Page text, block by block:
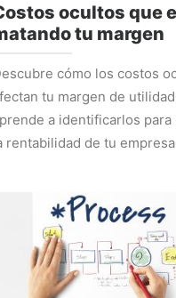
ocultos que
tu margen
cómo los costos
tu margen de
a identificarlos para
rentabilidad de tu